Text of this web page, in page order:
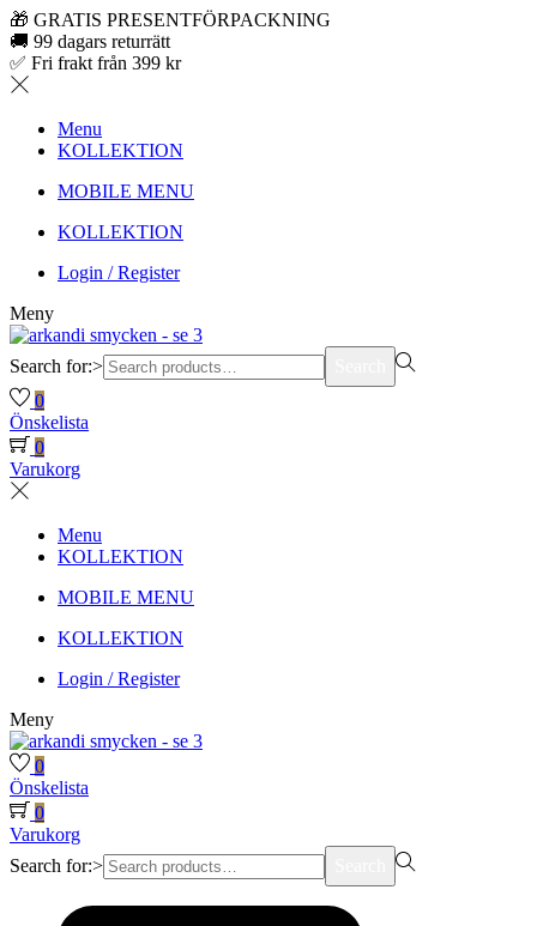
🎁 GRATIS PRESENTFÖRPACKNING
🚚 99 dagars returrätt
✅ Fri frakt från 399 kr
Menu
KOLLEKTION
MOBILE MENU
KOLLEKTION
Login / Register
Meny
Search for:>
0
Önskelista
0
Varukorg
Menu
KOLLEKTION
MOBILE MENU
KOLLEKTION
Login / Register
Meny
0
Önskelista
0
Varukorg
Search for:>